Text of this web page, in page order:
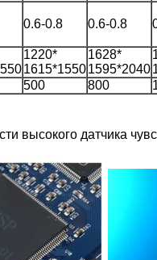
0.6-0.8 0.6-0.8
1220*
1615*1550
1628*
1595*2040
500 800
высокого датчика